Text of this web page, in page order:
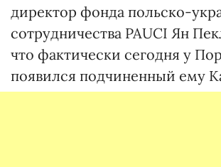
директор фонда польско-
сотрудничества PAUCI Ян
что фактически сегодня у
появился подчиненный ему